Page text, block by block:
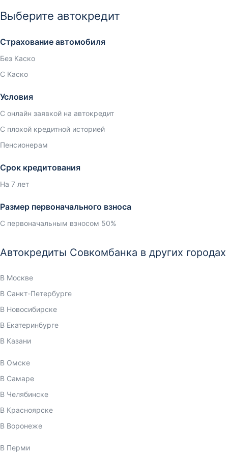
Выберите автокредит
Страхование автомобиля
Без Каско
С Каско
Условия
С онлайн заявкой на автокредит
С плохой кредитной историей
Пенсионерам
Срок кредитования
На 7 лет
Размер первоначального взноса
С первоначальным взносом 50%
Автокредиты Совкомбанка в других городах
В Москве
В Санкт-Петербурге
В Новосибирске
В Екатеринбурге
В Казани
В Омске
В Самаре
В Челябинске
В Красноярске
В Воронеже
В Перми